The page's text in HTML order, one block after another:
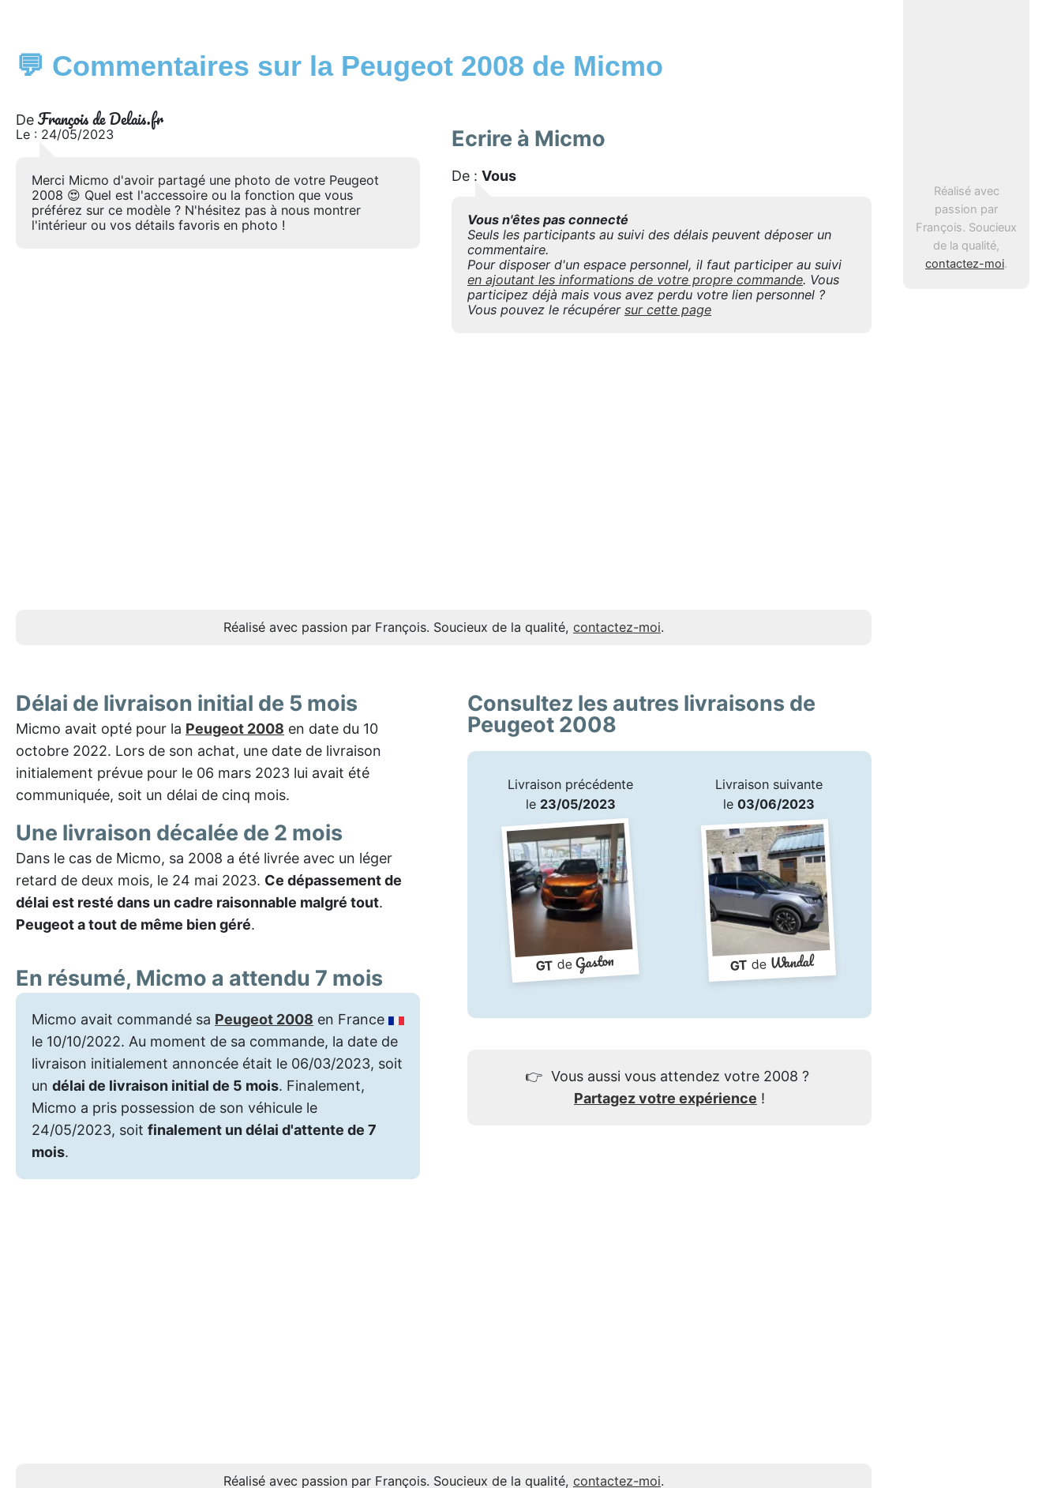
Réalisé avec
passion par
François. Soucieux
de la qualité,
contactez-moi.
💬 Commentaires sur la Peugeot 2008 de Micmo
De François de Delais.fr
Le : 24/05/2023
Merci Micmo d'avoir partagé une photo de votre Peugeot
2008 😍 Quel est l'accessoire ou la fonction que vous
préférez sur ce modèle ? N'hésitez pas à nous montrer
l'intérieur ou vos détails favoris en photo !
Ecrire à Micmo
De : Vous
Vous n'êtes pas connecté
Seuls les participants au suivi des délais peuvent déposer un
commentaire.
Pour disposer d'un espace personnel, il faut participer au suivi
en ajoutant les informations de votre propre commande. Vous
participez déjà mais vous avez perdu votre lien personnel ?
Vous pouvez le récupérer sur cette page
Réalisé avec passion par François. Soucieux de la qualité, contactez-moi.
Délai de livraison initial de 5 mois
Micmo avait opté pour la Peugeot 2008 en date du 10
octobre 2022. Lors de son achat, une date de livraison
initialement prévue pour le 06 mars 2023 lui avait été
communiquée, soit un délai de cinq mois.
Une livraison décalée de 2 mois
Dans le cas de Micmo, sa 2008 a été livrée avec un léger
retard de deux mois, le 24 mai 2023. Ce dépassement de
délai est resté dans un cadre raisonnable malgré tout.
Peugeot a tout de même bien géré.
En résumé, Micmo a attendu 7 mois
Micmo avait commandé sa Peugeot 2008 en France
le 10/10/2022. Au moment de sa commande, la date de
livraison initialement annoncée était le 06/03/2023, soit
un délai de livraison initial de 5 mois. Finalement,
Micmo a pris possession de son véhicule le
24/05/2023, soit finalement un délai d'attente de 7
mois.
Consultez les autres livraisons de
Peugeot 2008
Livraison précédente
le 23/05/2023
GTdeGaston
Livraison suivante
le 03/06/2023
GTdeWandal
👉 Vous aussi vous attendez votre 2008 ?
Partagez votre expérience !
Réalisé avec passion par François. Soucieux de la qualité, contactez-moi.